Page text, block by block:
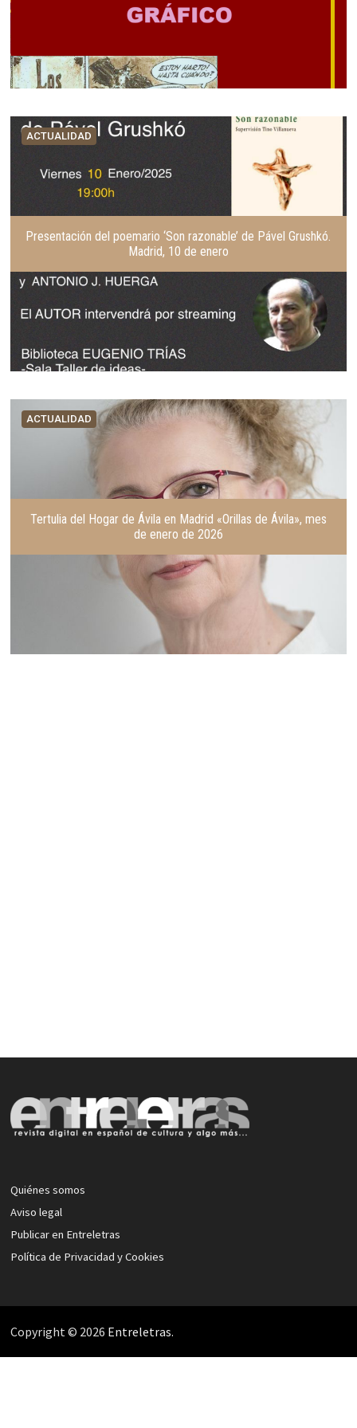
ACTUALIDAD
Presentación del poemario ‘Son razonable’ de Pável Grushkó.
Madrid, 10 de enero
ACTUALIDAD
Tertulia del Hogar de Ávila en Madrid «Orillas de Ávila», mes
de enero de 2026
Quiénes somos
Aviso legal
Publicar en Entreletras
Política de Privacidad y Cookies
Copyright © 2026 Entreletras.